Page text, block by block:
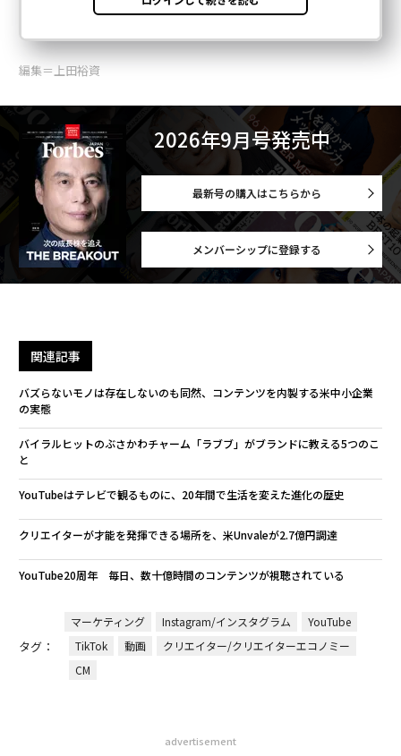
編集＝上田裕資
2026年9月号発売中
最新号の購入はこちらから
メンバーシップに登録する
関連記事
バズらないモノは存在しないのも同然、コンテンツを内製する米中小企業
の実態
バイラルヒットのぶさかわチャーム「ラブブ」がブランドに教える5つのこ
と
YouTubeはテレビで観るものに、20年間で生活を変えた進化の歴史
クリエイターが才能を発揮できる場所を、米Unvaleが2.7億円調達
YouTube20周年 毎日、数十億時間のコンテンツが視聴されている
タグ：
マーケティング Instagram/インスタグラム
YouTube
TikTok
動画
クリエイター/クリエイターエコノミー
CM
advertisement